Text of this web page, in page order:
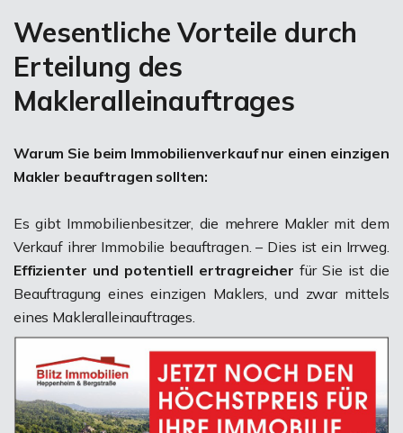
Wesentliche Vorteile durch
Erteilung des
Makleralleinauftrages
Warum Sie beim Immobilienverkauf nur einen einzigen
Makler beauftragen sollten:
Es gibt Immobilienbesitzer, die mehrere Makler mit dem
Verkauf ihrer Immobilie beauftragen. – Dies ist ein Irrweg.
Effizienter und potentiell ertragreicher für Sie ist die
Beauftragung eines einzigen Maklers, und zwar mittels
eines Makleralleinauftrages.